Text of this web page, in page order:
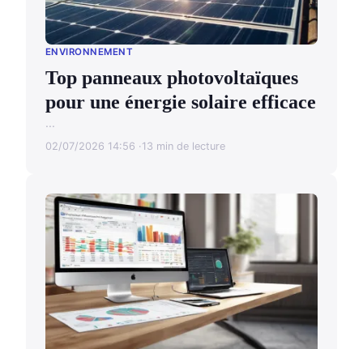
ENVIRONNEMENT
Top panneaux photovoltaïques
pour une énergie solaire efficace
...
02/07/2026 14:56 13 min de lecture